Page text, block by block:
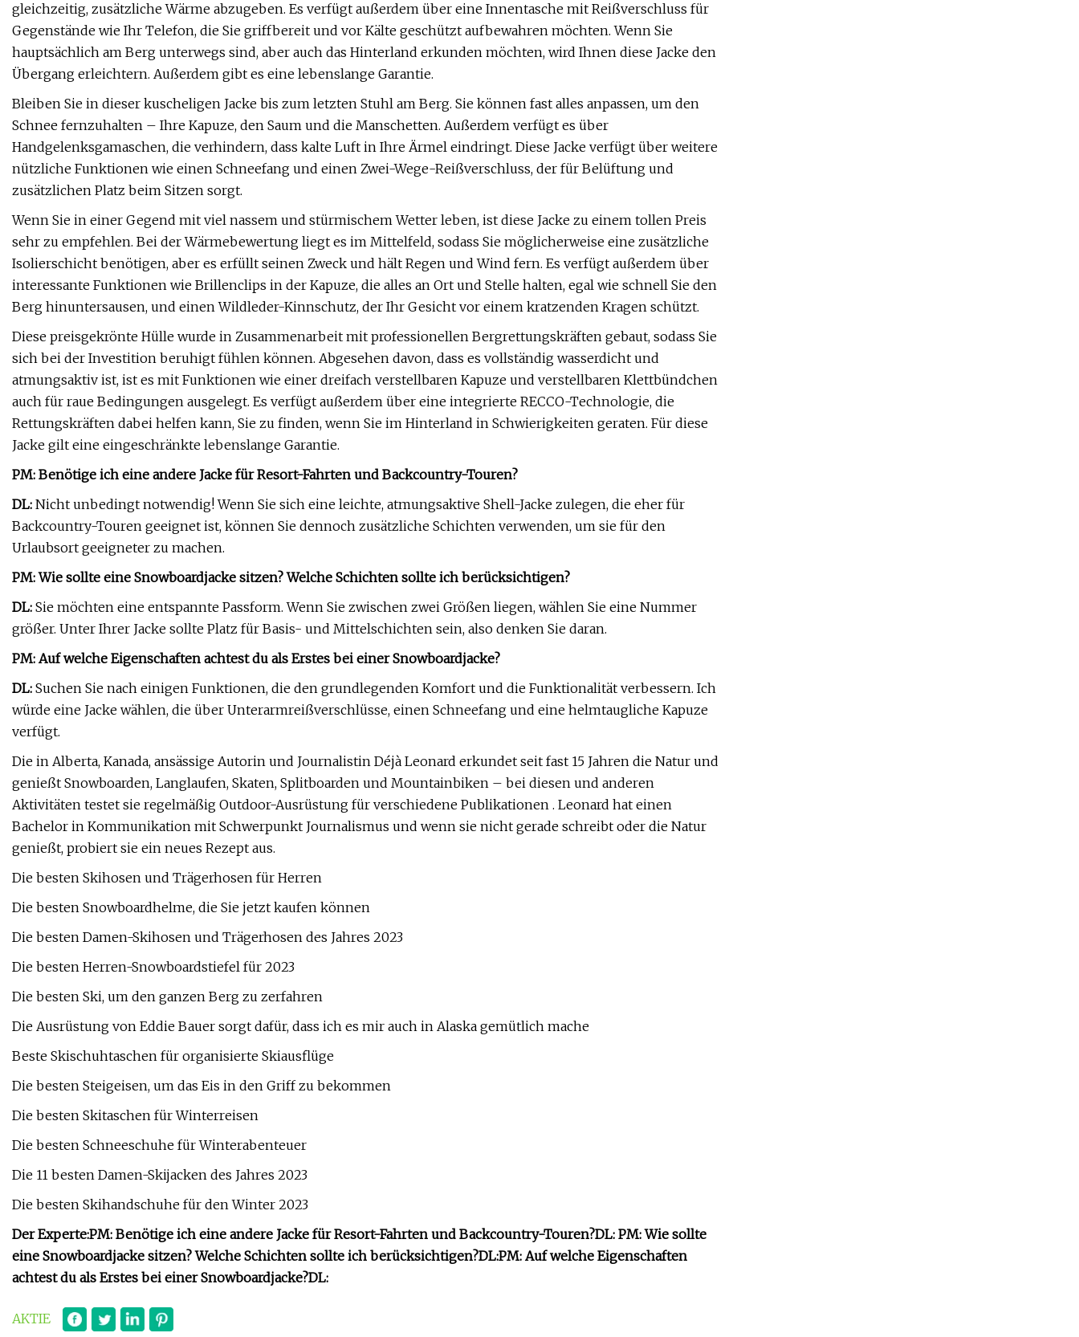
gleichzeitig, zusätzliche Wärme abzugeben. Es verfügt außerdem über eine Innentasche mit Reißverschluss für
Gegenstände wie Ihr Telefon, die Sie griffbereit und vor Kälte geschützt aufbewahren möchten. Wenn Sie
hauptsächlich am Berg unterwegs sind, aber auch das Hinterland erkunden möchten, wird Ihnen diese Jacke den
Übergang erleichtern. Außerdem gibt es eine lebenslange Garantie.
Bleiben Sie in dieser kuscheligen Jacke bis zum letzten Stuhl am Berg. Sie können fast alles anpassen, um den
Schnee fernzuhalten – Ihre Kapuze, den Saum und die Manschetten. Außerdem verfügt es über
Handgelenksgamaschen, die verhindern, dass kalte Luft in Ihre Ärmel eindringt. Diese Jacke verfügt über weitere
nützliche Funktionen wie einen Schneefang und einen Zwei-Wege-Reißverschluss, der für Belüftung und
zusätzlichen Platz beim Sitzen sorgt.
Wenn Sie in einer Gegend mit viel nassem und stürmischem Wetter leben, ist diese Jacke zu einem tollen Preis
sehr zu empfehlen. Bei der Wärmebewertung liegt es im Mittelfeld, sodass Sie möglicherweise eine zusätzliche
Isolierschicht benötigen, aber es erfüllt seinen Zweck und hält Regen und Wind fern. Es verfügt außerdem über
interessante Funktionen wie Brillenclips in der Kapuze, die alles an Ort und Stelle halten, egal wie schnell Sie den
Berg hinuntersausen, und einen Wildleder-Kinnschutz, der Ihr Gesicht vor einem kratzenden Kragen schützt.
Diese preisgekrönte Hülle wurde in Zusammenarbeit mit professionellen Bergrettungskräften gebaut, sodass Sie
sich bei der Investition beruhigt fühlen können. Abgesehen davon, dass es vollständig wasserdicht und
atmungsaktiv ist, ist es mit Funktionen wie einer dreifach verstellbaren Kapuze und verstellbaren Klettbündchen
auch für raue Bedingungen ausgelegt. Es verfügt außerdem über eine integrierte RECCO-Technologie, die
Rettungskräften dabei helfen kann, Sie zu finden, wenn Sie im Hinterland in Schwierigkeiten geraten. Für diese
Jacke gilt eine eingeschränkte lebenslange Garantie.
PM: Benötige ich eine andere Jacke für Resort-Fahrten und Backcountry-Touren?
DL: Nicht unbedingt notwendig! Wenn Sie sich eine leichte, atmungsaktive Shell-Jacke zulegen, die eher für
Backcountry-Touren geeignet ist, können Sie dennoch zusätzliche Schichten verwenden, um sie für den
Urlaubsort geeigneter zu machen.
PM: Wie sollte eine Snowboardjacke sitzen? Welche Schichten sollte ich berücksichtigen?
DL: Sie möchten eine entspannte Passform. Wenn Sie zwischen zwei Größen liegen, wählen Sie eine Nummer
größer. Unter Ihrer Jacke sollte Platz für Basis- und Mittelschichten sein, also denken Sie daran.
PM: Auf welche Eigenschaften achtest du als Erstes bei einer Snowboardjacke?
DL: Suchen Sie nach einigen Funktionen, die den grundlegenden Komfort und die Funktionalität verbessern. Ich
würde eine Jacke wählen, die über Unterarmreißverschlüsse, einen Schneefang und eine helmtaugliche Kapuze
verfügt.
Die in Alberta, Kanada, ansässige Autorin und Journalistin Déjà Leonard erkundet seit fast 15 Jahren die Natur und
genießt Snowboarden, Langlaufen, Skaten, Splitboarden und Mountainbiken – bei diesen und anderen
Aktivitäten testet sie regelmäßig Outdoor-Ausrüstung für verschiedene Publikationen . Leonard hat einen
Bachelor in Kommunikation mit Schwerpunkt Journalismus und wenn sie nicht gerade schreibt oder die Natur
genießt, probiert sie ein neues Rezept aus.
Die besten Skihosen und Trägerhosen für Herren
Die besten Snowboardhelme, die Sie jetzt kaufen können
Die besten Damen-Skihosen und Trägerhosen des Jahres 2023
Die besten Herren-Snowboardstiefel für 2023
Die besten Ski, um den ganzen Berg zu zerfahren
Die Ausrüstung von Eddie Bauer sorgt dafür, dass ich es mir auch in Alaska gemütlich mache
Beste Skischuhtaschen für organisierte Skiausflüge
Die besten Steigeisen, um das Eis in den Griff zu bekommen
Die besten Skitaschen für Winterreisen
Die besten Schneeschuhe für Winterabenteuer
Die 11 besten Damen-Skijacken des Jahres 2023
Die besten Skihandschuhe für den Winter 2023
Der Experte:PM: Benötige ich eine andere Jacke für Resort-Fahrten und Backcountry-Touren?DL: PM: Wie sollte
eine Snowboardjacke sitzen? Welche Schichten sollte ich berücksichtigen?DL:PM: Auf welche Eigenschaften
achtest du als Erstes bei einer Snowboardjacke?DL:
AKTIE